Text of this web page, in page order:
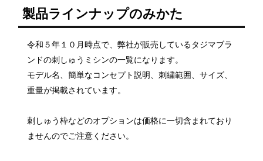
製品ラインナップのみかた
令和５年１０月時点で、弊社が販売しているタジマブラ
ンドの刺しゅうミシンの一覧になります。
モデル名、簡単なコンセプト説明、刺繍範囲、サイズ、
重量が掲載されています。
刺しゅう枠などのオプションは価格に一切含まれており
ませんのでご注意ください。